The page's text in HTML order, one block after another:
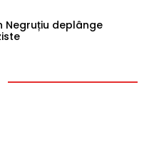
Negruțiu deplânge